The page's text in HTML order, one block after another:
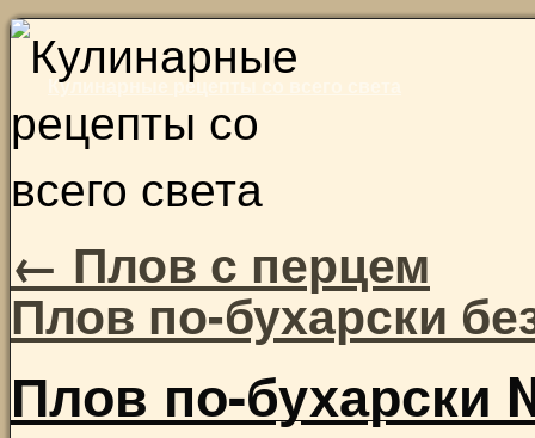
Кулинарные рецепты со всего света
Skip
content
← Плов с перцем
Плов по-бухарски
Плов по-бухарски